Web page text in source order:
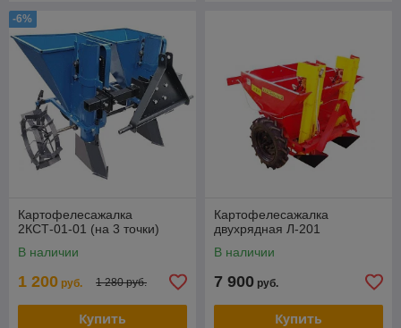
-6%
Картофелесажалка
2КСТ-01-01 (на 3 точки)
В наличии
1 200 руб. 1 280 руб.
Купить
Картофелесажалка
двухрядная Л-201
В наличии
7 900 руб.
Купить